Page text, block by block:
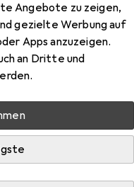
Angebote zu zeigen,
gezielte Werbung auf
Apps anzuzeigen.
an Dritte und
zum Produkt vidaXL